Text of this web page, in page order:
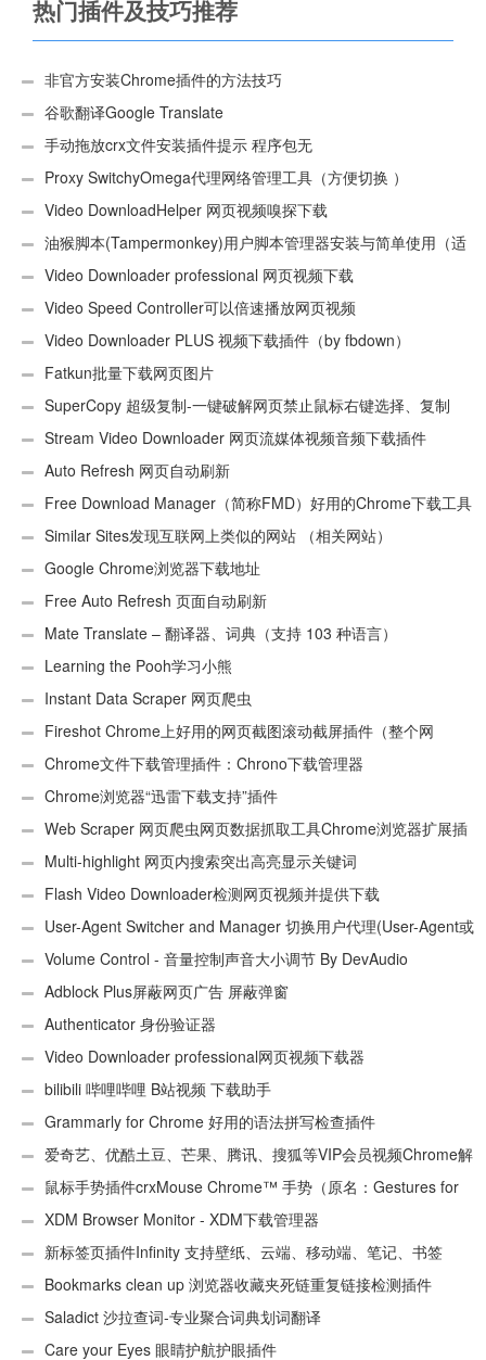
热门插件及技巧推荐
非官方安装Chrome插件的方法技巧
谷歌翻译Google Translate
手动拖放crx文件安装插件提示 程序包无
效:“CEX_HEADER_INVALID”的解决办法
Proxy SwitchyOmega代理网络管理工具（方便切换 ）
Video DownloadHelper 网页视频嗅探下载
油猴脚本(Tampermonkey)用户脚本管理器安装与简单使用（适
用Android）
Video Downloader professional 网页视频下载
Video Speed Controller可以倍速播放网页视频
Video Downloader PLUS 视频下载插件（by fbdown）
Fatkun批量下载网页图片
SuperCopy 超级复制-一键破解网页禁止鼠标右键选择、复制
Stream Video Downloader 网页流媒体视频音频下载插件
Auto Refresh 网页自动刷新
Free Download Manager（简称FMD）好用的Chrome下载工具
插件Similar Sites发现互联网上类似的网站 （相关网站）
Google Chrome浏览器下载地址
Free Auto Refresh 页面自动刷新
Mate Translate – 翻译器、词典（支持 103 种语言）
Learning the Pooh学习小熊
Instant Data Scraper 网页爬虫
Fireshot Chrome上好用的网页截图滚动截屏插件（整个网
页）Chrome文件下载管理插件：Chrono下载管理器
Chrome浏览器“迅雷下载支持”插件
Web Scraper 网页爬虫网页数据抓取工具Chrome浏览器扩展插
件 Multi-highlight 网页内搜索突出高亮显示关键词
Flash Video Downloader检测网页视频并提供下载
User-Agent Switcher and Manager 切换用户代理(User-Agent或
UA)Volume Control - 音量控制声音大小调节 By DevAudio
Adblock Plus屏蔽网页广告 屏蔽弹窗
Authenticator 身份验证器
Video Downloader professional网页视频下载器
bilibili 哔哩哔哩 B站视频 下载助手
Grammarly for Chrome 好用的语法拼写检查插件
爱奇艺、优酷土豆、芒果、腾讯、搜狐等VIP会员视频Chrome解
析工具鼠标手势插件crxMouse Chrome™ 手势（原名：Gestures for
Chrome(TM)汉化版）
XDM Browser Monitor - XDM下载管理器
新标签页插件Infinity 支持壁纸、云端、移动端、笔记、书签
Bookmarks clean up 浏览器收藏夹死链重复链接检测插件
Saladict 沙拉查词-专业聚合词典划词翻译
Care your Eyes 眼睛护航护眼插件